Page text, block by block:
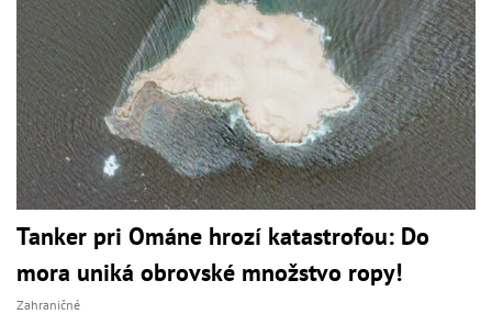
Tanker pri Ománe hrozí katastrofou: Do
mora uniká obrovské množstvo ropy!
Zahraničné